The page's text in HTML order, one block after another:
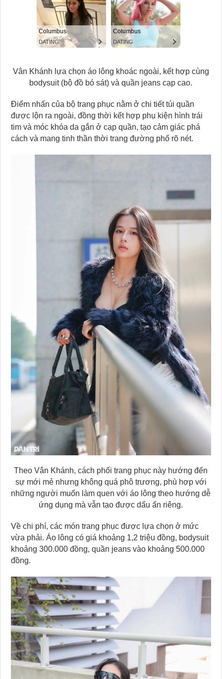
Vân Khánh lựa chọn áo lông khoác ngoài, kết hợp cùng
bodysuit (bộ đồ bó sát) và quần jeans cạp cao.
Điểm nhấn của bộ trang phục nằm ở chi tiết túi quần
được lộn ra ngoài, đồng thời kết hợp phụ kiện hình trái
tim và móc khóa da gắn ở cạp quần, tạo cảm giác phá
cách và mang tinh thần thời trang đường phố rõ nét.
Theo Vân Khánh, cách phối trang phục này hướng đến
sự mới mẻ nhưng không quá phô trương, phù hợp với
những người muốn làm quen với áo lông theo hướng dễ
ứng dụng mà vẫn tạo được dấu ấn riêng.
Về chi phí, các món trang phục được lựa chọn ở mức
vừa phải. Áo lông có giá khoảng 1,2 triệu đồng, bodysuit
khoảng 300.000 đồng, quần jeans vào khoảng 500.000
đồng.